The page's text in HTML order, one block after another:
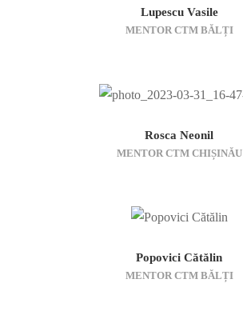
Lupescu Vasile
MENTOR CTM BĂLȚI
Rosca Neonil
MENTOR CTM CHIȘINĂU
Popovici Cătălin
MENTOR CTM BĂLȚI